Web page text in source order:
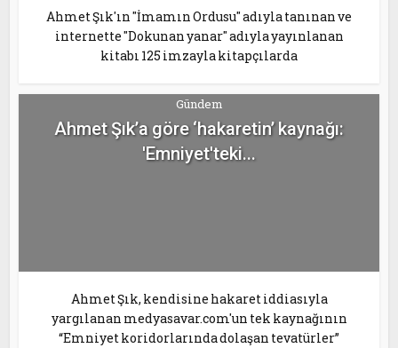
Ahmet Şık'ın "İmamın Ordusu" adıyla tanınan ve
internette "Dokunan yanar" adıyla yayınlanan
kitabı 125 imzayla kitapçılarda
Gündem
Ahmet Şık’a göre ‘hakaretin’ kaynağı:
'Emniyet'teki...
Ahmet Şık, kendisine hakaret iddiasıyla
yargılanan medyasavar.com'un tek kaynağının
“Emniyet koridorlarında dolaşan tevatürler”